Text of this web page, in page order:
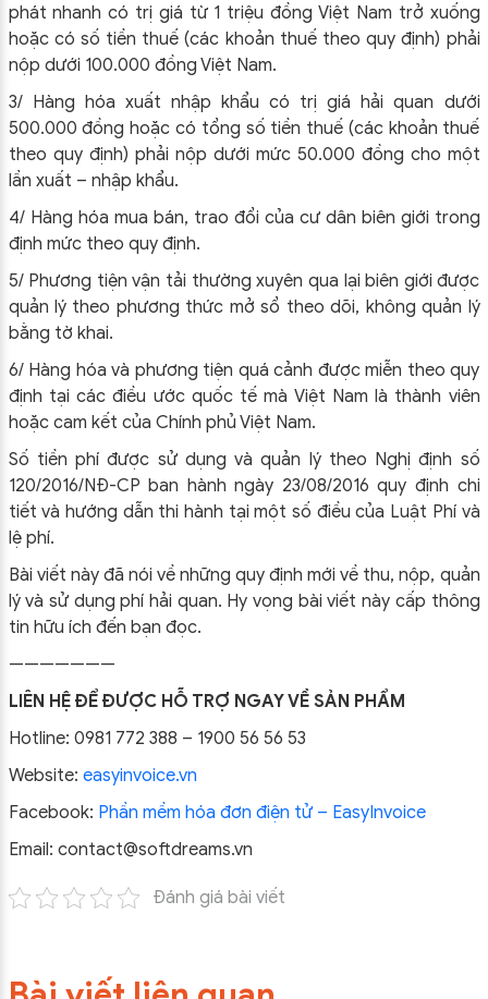
phát nhanh có trị giá từ 1 triệu đồng Việt Nam trở xuống
hoặc có số tiền thuế (các khoản thuế theo quy định) phải
nộp dưới 100.000 đồng Việt Nam.
3/ Hàng hóa xuất nhập khẩu có trị giá hải quan dưới
500.000 đồng hoặc có tổng số tiền thuế (các khoản thuế
theo quy định) phải nộp dưới mức 50.000 đồng cho một
lần xuất – nhập khẩu.
4/ Hàng hóa mua bán, trao đổi của cư dân biên giới trong
định mức theo quy định.
5/ Phương tiện vận tải thường xuyên qua lại biên giới được
quản lý theo phương thức mở sổ theo dõi, không quản lý
bằng tờ khai.
6/ Hàng hóa và phương tiện quá cảnh được miễn theo quy
định tại các điều ước quốc tế mà Việt Nam là thành viên
hoặc cam kết của Chính phủ Việt Nam.
Số tiền phí được sử dụng và quản lý theo Nghị định số
120/2016/NĐ-CP ban hành ngày 23/08/2016 quy định chi
tiết và hướng dẫn thi hành tại một số điều của Luật Phí và
lệ phí.
Bài viết này đã nói về những quy định mới về thu, nộp, quản
lý và sử dụng phí hải quan. Hy vọng bài viết này cấp thông
tin hữu ích đến bạn đọc.
———————
LIÊN HỆ ĐỂ ĐƯỢC HỖ TRỢ NGAY VỀ SẢN PHẨM
Hotline: 0981 772 388 – 1900 56 56 53
Website: easyinvoice.vn
Facebook: Phần mềm hóa đơn điện tử – EasyInvoice
Email: contact@softdreams.vn
Đánh giá bài viết